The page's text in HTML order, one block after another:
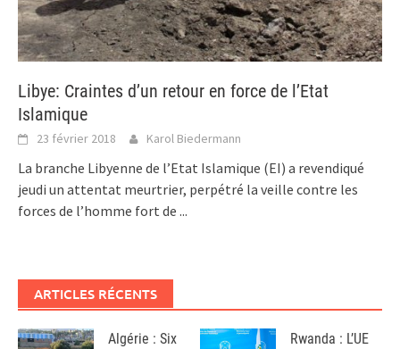
Libye: Craintes d’un retour en force de l’Etat
Islamique
23 février 2018 Karol Biedermann
La branche Libyenne de l’Etat Islamique (EI) a revendiqué
jeudi un attentat meurtrier, perpétré la veille contre les
forces de l’homme fort de ...
ARTICLES RÉCENTS
Algérie : Six
Rwanda : L’UE